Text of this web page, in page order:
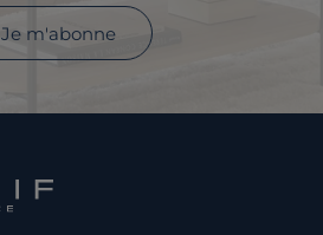
Je m'abonne